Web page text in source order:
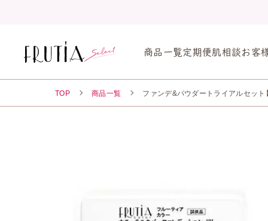
商品一覧定期便肌相談お客
TOP 商品一覧 ファンデ&パウダートライアルセット